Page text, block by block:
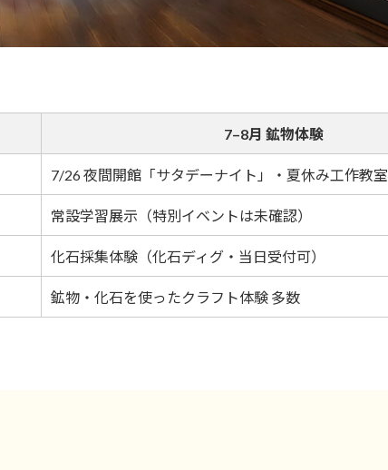
7–8月 鉱物体験
7/26 夜間開館「サタデーナイト」・夏休み工作教室
常設学習展示（特別イベントは未確認）
化石採集体験（化石ディグ・当日受付可）
鉱物・化石を使ったクラフト体験 多数